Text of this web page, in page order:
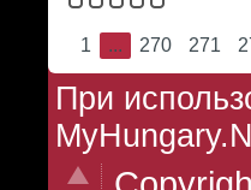
1 ... 270 271
При